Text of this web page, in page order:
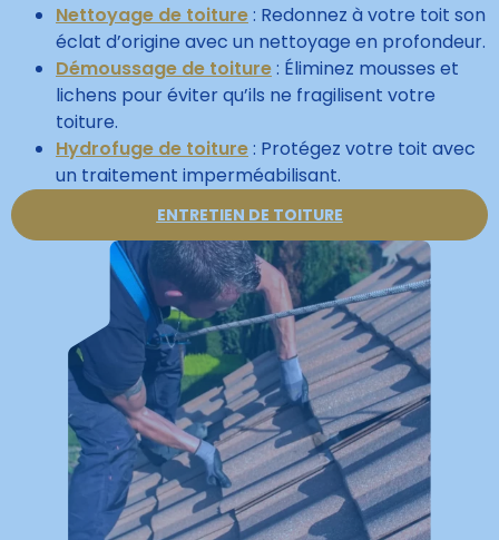
Nettoyage de toiture: Redonnez à votre toit son
éclat d’origine avec un nettoyage en profondeur.
Démoussage de toiture: Éliminez mousses et
lichens pour éviter qu’ils ne fragilisent votre
toiture.
Hydrofuge de toiture: Protégez votre toit avec
un traitement imperméabilisant.
ENTRETIEN DE TOITURE